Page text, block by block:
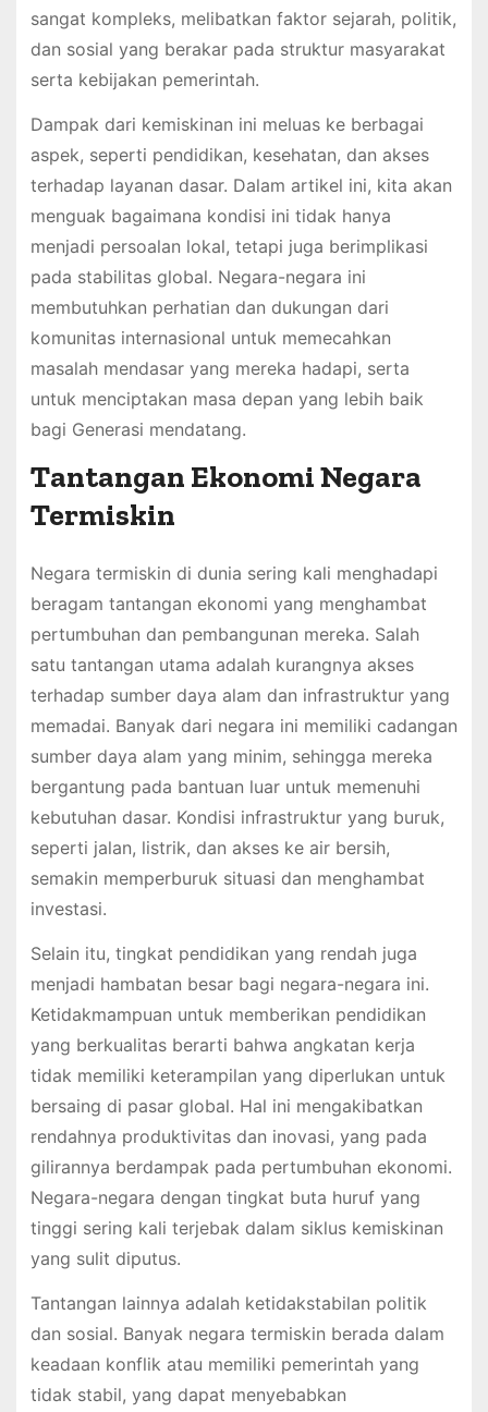
sangat kompleks, melibatkan faktor sejarah, politik,
dan sosial yang berakar pada struktur masyarakat
serta kebijakan pemerintah.
Dampak dari kemiskinan ini meluas ke berbagai
aspek, seperti pendidikan, kesehatan, dan akses
terhadap layanan dasar. Dalam artikel ini, kita akan
menguak bagaimana kondisi ini tidak hanya
menjadi persoalan lokal, tetapi juga berimplikasi
pada stabilitas global. Negara-negara ini
membutuhkan perhatian dan dukungan dari
komunitas internasional untuk memecahkan
masalah mendasar yang mereka hadapi, serta
untuk menciptakan masa depan yang lebih baik
bagi Generasi mendatang.
Tantangan Ekonomi Negara
Termiskin
Negara termiskin di dunia sering kali menghadapi
beragam tantangan ekonomi yang menghambat
pertumbuhan dan pembangunan mereka. Salah
satu tantangan utama adalah kurangnya akses
terhadap sumber daya alam dan infrastruktur yang
memadai. Banyak dari negara ini memiliki cadangan
sumber daya alam yang minim, sehingga mereka
bergantung pada bantuan luar untuk memenuhi
kebutuhan dasar. Kondisi infrastruktur yang buruk,
seperti jalan, listrik, dan akses ke air bersih,
semakin memperburuk situasi dan menghambat
investasi.
Selain itu, tingkat pendidikan yang rendah juga
menjadi hambatan besar bagi negara-negara ini.
Ketidakmampuan untuk memberikan pendidikan
yang berkualitas berarti bahwa angkatan kerja
tidak memiliki keterampilan yang diperlukan untuk
bersaing di pasar global. Hal ini mengakibatkan
rendahnya produktivitas dan inovasi, yang pada
gilirannya berdampak pada pertumbuhan ekonomi.
Negara-negara dengan tingkat buta huruf yang
tinggi sering kali terjebak dalam siklus kemiskinan
yang sulit diputus.
Tantangan lainnya adalah ketidakstabilan politik
dan sosial. Banyak negara termiskin berada dalam
keadaan konflik atau memiliki pemerintah yang
tidak stabil, yang dapat menyebabkan